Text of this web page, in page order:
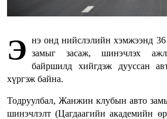
Э нэ онд нийслэлийн хэмжээнд
замыг засаж, шинэчлэх
байршилд хийгдэж дууссан
хүргэж байна.
Тодруулбал, Жанжин клубын авто
шинэчлэлт (Цагдаагийн академийн